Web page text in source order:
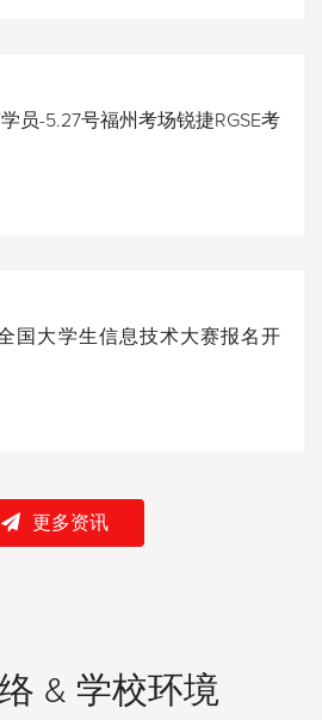
员-5.27号福州考场锐捷RGSE考
国大学生信息技术大赛报名开
更多资讯
& 学校环境